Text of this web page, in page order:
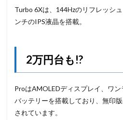
Turbo 6Xは、144Hzのリフレッシ
ンチのIPS液晶を搭載。
2万円台も!?
ProはAMOLEDディスプレイ、ワ
バッテリーを搭載しており、無印
されています。